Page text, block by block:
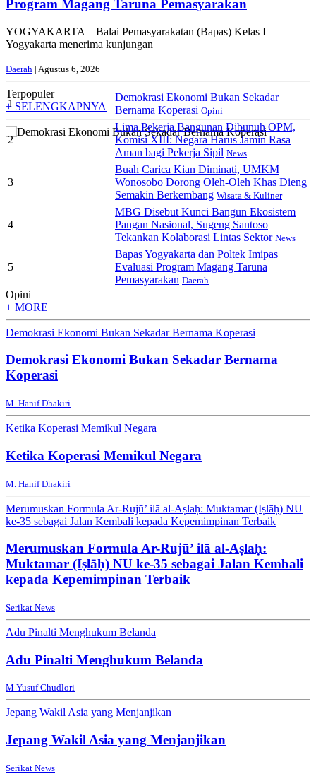
Program Magang Taruna Pemasyarakan
YOGYAKARTA – Balai Pemasyarakatan (Bapas) Kelas I
Yogyakarta menerima kunjungan
Daerah | Agustus 6, 2026
Terpopuler
+ SELENGKAPNYA
1
Demokrasi Ekonomi Bukan Sekadar
Bernama Koperasi Opini
2
Lima Pekerja Bangunan Dibunuh OPM,
Komisi XIII: Negara Harus Jamin Rasa
Aman bagi Pekerja Sipil News
3
Buah Carica Kian Diminati, UMKM
Wonosobo Dorong Oleh-Oleh Khas Dieng
Semakin Berkembang Wisata & Kuliner
4
MBG Disebut Kunci Bangun Ekosistem
Pangan Nasional, Sugeng Santoso
Tekankan Kolaborasi Lintas Sektor News
5
Bapas Yogyakarta dan Poltek Imipas
Evaluasi Program Magang Taruna
Pemasyarakan Daerah
Opini
+ MORE
Demokrasi Ekonomi Bukan Sekadar Bernama Koperasi
Demokrasi Ekonomi Bukan Sekadar Bernama
Koperasi
M. Hanif Dhakiri
Ketika Koperasi Memikul Negara
Ketika Koperasi Memikul Negara
M. Hanif Dhakiri
Merumuskan Formula Ar-Rujū’ ilā al-Aṣlaḥ: Muktamar (Iṣlāḥ) NU
ke-35 sebagai Jalan Kembali kepada Kepemimpinan Terbaik
Merumuskan Formula Ar-Rujū’ ilā al-Aṣlaḥ:
Muktamar (Iṣlāḥ) NU ke-35 sebagai Jalan Kembali
kepada Kepemimpinan Terbaik
Serikat News
Adu Pinalti Menghukum Belanda
Adu Pinalti Menghukum Belanda
M Yusuf Chudlori
Jepang Wakil Asia yang Menjanjikan
Jepang Wakil Asia yang Menjanjikan
Serikat News